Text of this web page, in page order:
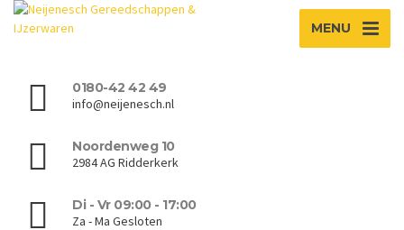
MENU
0180-42 42 49
info@neijenesch.nl
Noordenweg 10
2984 AG Ridderkerk
Di - Vr 09:00 - 17:00
Za - Ma Gesloten